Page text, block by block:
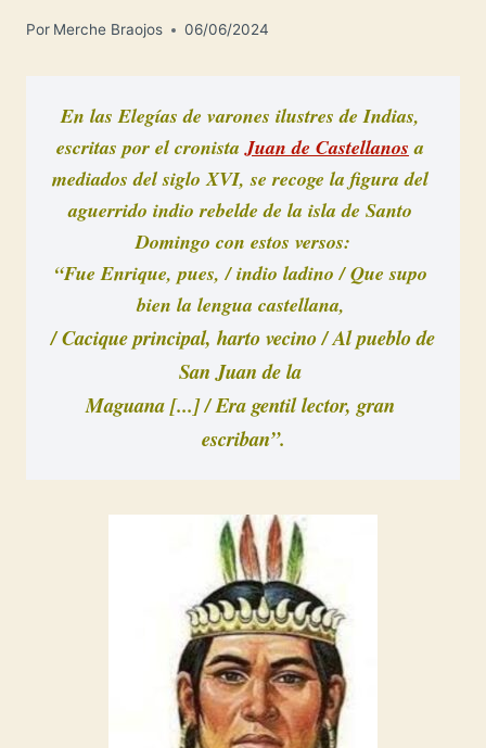
Por Merche Braojos 06/06/2024
En las Elegías de varones ilustres de Indias,
escritas por el cronista Juan de Castellanos a
mediados del siglo XVI, se recoge la figura del
aguerrido indio rebelde de la isla de Santo
Domingo con estos versos:
“Fue Enrique, pues, / indio ladino / Que supo
bien la lengua castellana,
/ Cacique principal, harto vecino / Al pueblo de
San Juan de la
Maguana [...] / Era gentil lector, gran
escriban”.